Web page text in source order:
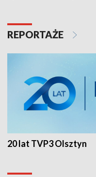
REPORTAŻE
20 lat TVP3 Olsztyn